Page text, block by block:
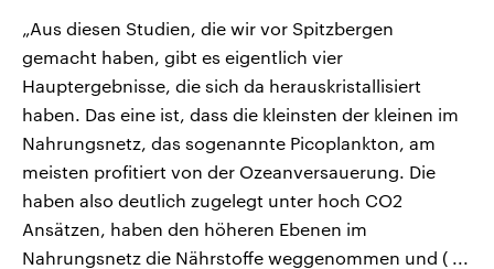
„Aus diesen Studien, die wir vor Spitzbergen
gemacht haben, gibt es eigentlich vier
Hauptergebnisse, die sich da herauskristallisiert
haben. Das eine ist, dass die kleinsten der kleinen im
Nahrungsnetz, das sogenannte Picoplankton, am
meisten profitiert von der Ozeanversauerung. Die
haben also deutlich zugelegt unter hoch CO2
Ansätzen, haben den höheren Ebenen im
Nahrungsnetz die Nährstoffe weggenommen und ( ...